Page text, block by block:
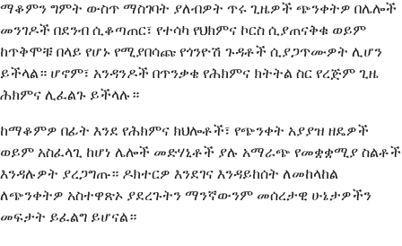
ማቆምን ግምት ውስጥ ማስገባት ያለብዎት ጥሩ ጊዜዎች ጭንቀትዎ በሌሎች
መንገዶች በደንብ ሲቆጣጠር፣ የተሳካ የህክምና ኮርስ ሲያጠናቅቁ ወይም
ከጥቅሞቹ በላይ የሆኑ የሚያበሳጩ የጎንዮሽ ጉዳቶች ሲያጋጥሙዎት ሊሆን
ይችላል። ሆኖም፣ አንዳንዶች በጥንቃቄ የሕክምና ክትትል ስር የረጅም ጊዜ
ሕክምና ሊፈልጉ ይችላሉ።
ከማቆምዎ በፊት እንደ የሕክምና ክህሎቶች፣ የጭንቀት አያያዝ ዘዴዎች
ወይም አስፈላጊ ከሆነ ሌሎች መድሃኒቶች ያሉ አማራጭ የመቋቋሚያ ስልቶች
እንዳሉዎት ያረጋግጡ። ዶክተርዎ እንደገና እንዳይከሰት ለመከላከል
ለጭንቀትዎ አስተዋጽኦ ያደረጉትን ማንኛውንም መሰረታዊ ሁኔታዎችን
መፍታት ይፈልግ ይሆናል።